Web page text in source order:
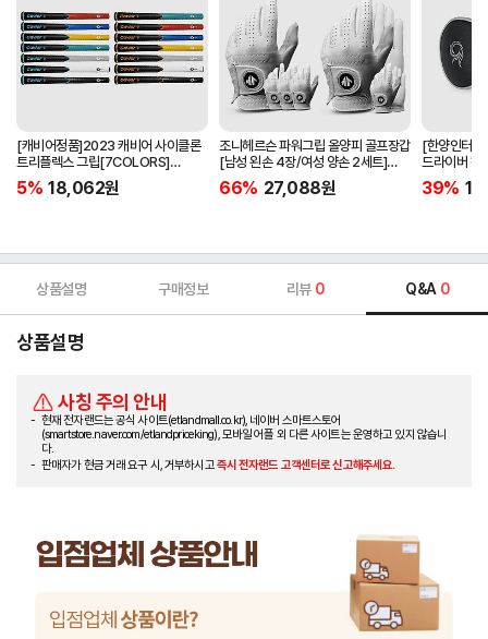
[캐비어정품]2023 캐비어 사이클론
트리플렉스 그립[7COLORS]
[라운드][39g/42g/46g/50g]
[R/S 토크]
5% 18,062원
조니헤르슨 파워그립 올양피 골프장갑
[남성 왼손 4장/여성 양손 2세트]
[화이트][케이스포함]
66% 27,088원
[한양인터
드라이버 헤
[HD-302]
39%
상품설명 구매정보 리뷰 0 Q&A 0
상품설명
사칭 주의 안내
현재 전자랜드는 공식 사이트(etlandmall.co.kr), 네이버 스마트스토어
(smartstore.naver.com/etlandpriceking), 모바일 어플 외 다른 사이트는 운영하고 있지 않습니
다.
판매자가 현금 거래 요구 시, 거부하시고즉시 전자랜드 고객센터로 신고해주세요.